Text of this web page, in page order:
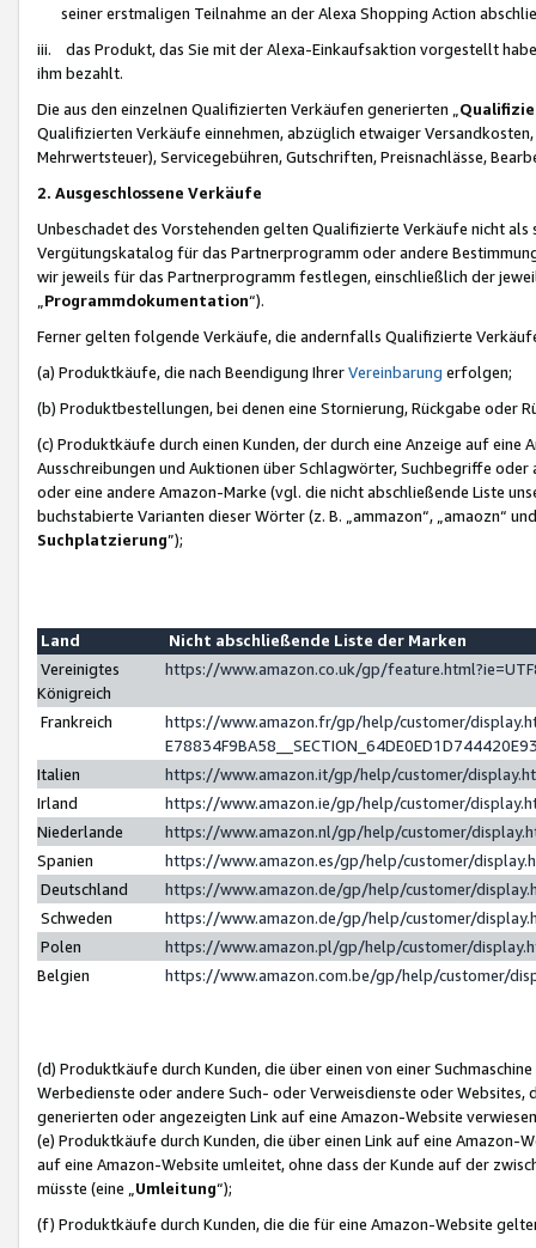
seiner erstmaligen Teilnahme an der Alexa Shopping Action
iii. das Produkt, das Sie mit der Alexa-Einkaufsaktion vorgestellt
ihm bezahlt.
Die aus den einzelnen Qualifizierten Verkäufen generierten „
Qualifizierten Verkäufe einnehmen, abzüglich etwaiger
Mehrwertsteuer), Servicegebühren, Gutschriften, Preisnachlässe,
2. Ausgeschlossene Verkäufe
Unbeschadet des Vorstehenden gelten Qualifizierte Verkäufe nicht
Vergütungskatalog für das Partnerprogramm oder andere
wir jeweils für das Partnerprogramm festlegen, einschließlich der
Programmdokumentation“).
Ferner gelten folgende Verkäufe, die andernfalls Qualifizierte
(a) Produktkäufe, die nach Beendigung IhrerVereinbarung erfolgen;
(b) Produktbestellungen, bei denen eine Stornierung, Rückgabe oder
(c) Produktkäufe durch einen Kunden, der durch eine Anzeige auf
Ausschreibungen und Auktionen über Schlagwörter, Suchbegriffe
oder eine andere Amazon-Marke (vgl. die nicht abschließende Liste
buchstabierte Varianten dieser Wörter (z. B. „ammazon“, „amaozn“
Suchplatzierung”);
Land
Nicht abschließende Liste der Marken
Vereinigtes
Königreich
https://www.amazon.co.uk/gp/
Frankreich
https://www.amazon.fr/gp/help/customer/
Italien
https://www.amazon.it/gp/help/customer/
Irland
https://www.amazon.ie/gp/help/customer/
Niederlande
https://www.amazon.nl/gp/help/customer/
Spanien
https://www.amazon.es/gp/help/customer/
Deutschland
https://www.amazon.de/gp/help/customer/
Schweden
https://www.amazon.de/gp/help/customer/
Polen
https://www.amazon.pl/gp/help/customer/
Belgien
https://www.amazon.com.be/gp/help/customer/
(d) Produktkäufe durch Kunden, die über einen von einer
Werbedienste oder andere Such- oder Verweisdienste oder Websites,
generierten oder angezeigten Link auf eine Amazon-Website
(e) Produktkäufe durch Kunden, die über einen Link auf eine
auf eine Amazon-Website umleitet, ohne dass der Kunde auf der
müsste (eine „ Umleitung“);
(f) Produktkäufe durch Kunden, die die für eine Amazon-Website